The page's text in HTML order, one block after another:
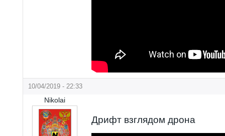
10/04/2019 - 22:33
Nikolai
Дрифт взглядом дрона